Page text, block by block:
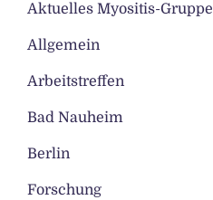
Aktuelles Myositis-Gruppe
Allgemein
Arbeitstreffen
Bad Nauheim
Berlin
Forschung